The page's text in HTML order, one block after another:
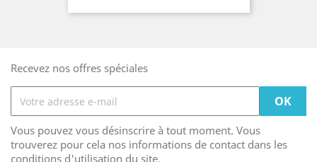
Recevez nos offres spéciales
Vous pouvez vous désinscrire à tout moment. Vous
trouverez pour cela nos informations de contact dans les
conditions d'utilisation du site.